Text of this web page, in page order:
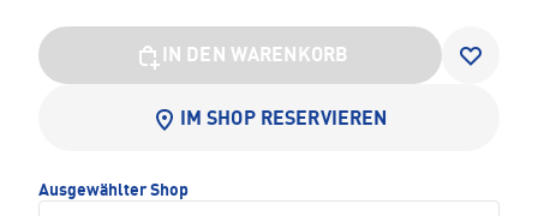
IN DEN WARENKORB
IM SHOP RESERVIEREN
Ausgewählter Shop